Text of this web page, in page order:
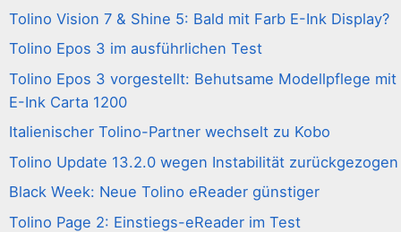
Tolino Vision 7 & Shine 5: Bald mit Farb E-Ink Display?
Tolino Epos 3 im ausführlichen Test
Tolino Epos 3 vorgestellt: Behutsame Modellpflege mit
E-Ink Carta 1200
Italienischer Tolino-Partner wechselt zu Kobo
Tolino Update 13.2.0 wegen Instabilität zurückgezogen
Black Week: Neue Tolino eReader günstiger
Tolino Page 2: Einstiegs-eReader im Test